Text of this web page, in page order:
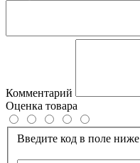
Комментарий
Оценка товара
Введите код в поле ниже